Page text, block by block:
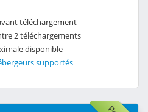
téléchargement
2 téléchargements
disponible
supportés